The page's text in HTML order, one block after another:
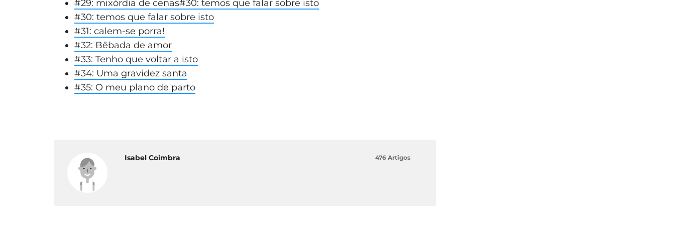
#29: mixórdia de cenas#30: temos que falar sobre isto
#30: temos que falar sobre isto
#31: calem-se porra!
#32: Bêbada de amor
#33: Tenho que voltar a isto
#34: Uma gravidez santa
#35: O meu plano de parto
Isabel Coimbra 476 Artigos